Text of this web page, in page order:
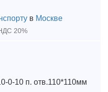
в Москве
20%